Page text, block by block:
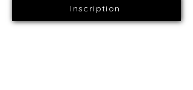
Inscription